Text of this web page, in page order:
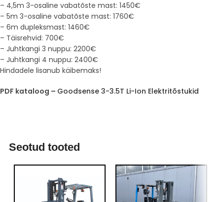
– 4,5m 3-osaline vabatõste mast: 1450€
– 5m 3-osaline vabatõste mast: 1760€
– 6m dupleksmast: 1460€
– Täisrehvid: 700€
– Juhtkangi 3 nuppu: 2200€
– Juhtkangi 4 nuppu: 2400€
Hindadele lisanub käibemaks!
PDF kataloog – Goodsense 3-3.5T Li-Ion Elektritõstukid
Seotud tooted